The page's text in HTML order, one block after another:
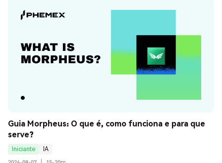
Guia Morpheus: O que é, como funciona e para que
serve?
Iniciante
IA